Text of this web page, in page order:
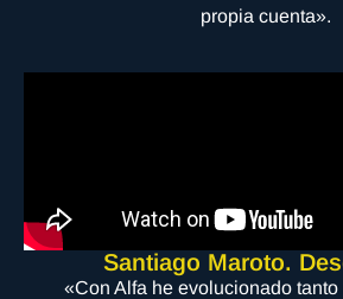
propia cuenta».
Santiago Maroto.
«Con Alfa he evolucionado